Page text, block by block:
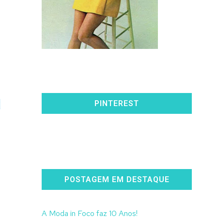
PINTEREST
POSTAGEM EM DESTAQUE
A Moda in Foco faz 10 Anos!